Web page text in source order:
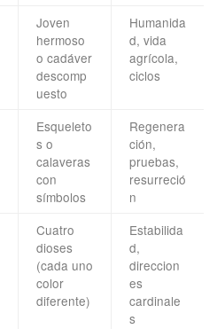
Joven
hermoso
o cadáver
descomp
uesto
Humanida
d, vida
agrícola,
ciclos
Esqueleto
s o
calaveras
con
símbolos
Regenera
ción,
pruebas,
resurreció
n
Cuatro
dioses
(cada uno
color
diferente)
Estabilida
d,
direccion
es
cardinale
s